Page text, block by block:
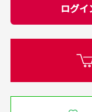
ログ